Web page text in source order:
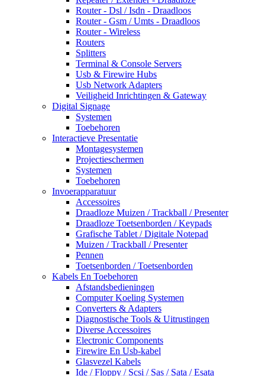
Router - Dsl / Isdn - Draadloos
Router - Gsm / Umts - Draadloos
Router - Wireless
Routers
Splitters
Terminal & Console Servers
Usb & Firewire Hubs
Usb Network Adapters
Veiligheid Inrichtingen & Gateway
Digital Signage
Systemen
Toebehoren
Interactieve Presentatie
Montagesystemen
Projectieschermen
Systemen
Toebehoren
Invoerapparatuur
Accessoires
Draadloze Muizen / Trackball / Presenter
Draadloze Toetsenborden / Keypads
Grafische Tablet / Digitale Notepad
Muizen / Trackball / Presenter
Pennen
Toetsenborden / Toetsenborden
Kabels En Toebehoren
Afstandsbedieningen
Computer Koeling Systemen
Converters & Adapters
Diagnostische Tools & Uitrustingen
Diverse Accessoires
Electronic Components
Firewire En Usb-kabel
Glasvezel Kabels
Ide / Floppy / Scsi / Sas / Sata / Esata